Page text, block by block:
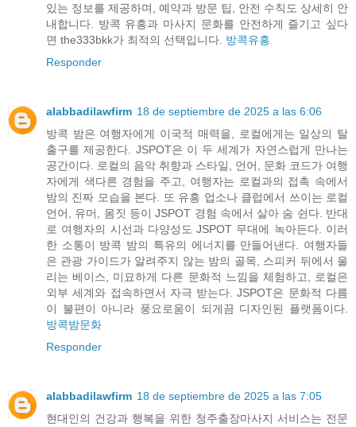
있는 정보를 제공하며, 예약과 방문 팁, 안전 수칙도 상세히 안
내합니다. 방콕 유흥과 마사지 문화를 안전하게 즐기고 싶다
면 the333bkk가 최적의 선택입니다. 방콕유흥
Responder
alabbadilawfirm 18 de septiembre de 2025 a las 6:06
방콕 밤은 여행자에게 이국적 매력을, 로컬에게는 일상의 탈
출구를 제공한다. JSPOT은 이 두 세계가 자연스럽게 만나는
공간이다. 로컬의 음악 취향과 스타일, 언어, 문화 코드가 여행
자에게 색다른 경험을 주고, 여행자는 로컬과의 접촉 속에서
밤의 진짜 모습을 본다. 또 유흥 업소나 클럽에서 쓰이는 로컬
언어, 유머, 몸짓 등이 JSPOT 경험 속에서 살아 숨 쉰다. 반대
로 여행자의 시선과 다양성도 JSPOT 무대에 녹아든다. 이러
한 소통이 방콕 밤의 특유의 에너지를 만들어낸다. 여행자들
은 관광 가이드가 알려주지 않는 밤의 골목, 스피커 뒤에서 울
리는 베이스, 미묘하게 다른 문화적 느낌을 체험하고, 로컬은
외부 세계와 접속하면서 자극 받는다. JSPOT은 문화적 다름
이 불편이 아니라 풍요로움이 되게끔 디자인된 플랫폼이다.
방콕밤문화
Responder
alabbadilawfirm 18 de septiembre de 2025 a las 7:05
현대인의 건강과 행복을 위한 청주출장마사지 서비스는 전문